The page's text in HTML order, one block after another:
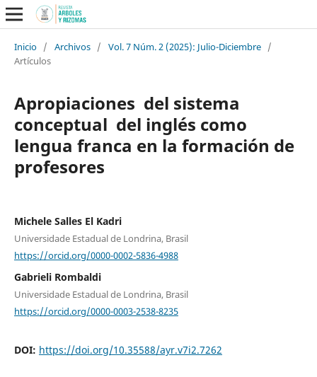
Inicio / Archivos / Vol. 7 Núm. 2 (2025): Julio-Diciembre /
Artículos
Apropiaciones del sistema
conceptual del inglés como
lengua franca en la formación de
profesores
Michele Salles El Kadri
Universidade Estadual de Londrina, Brasil
https://orcid.org/0000-0002-5836-4988
Gabrieli Rombaldi
Universidade Estadual de Londrina, Brasil
https://orcid.org/0000-0003-2538-8235
DOI: https://doi.org/10.35588/ayr.v7i2.7262